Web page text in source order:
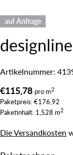
auf Anfrage
Artikelnummer:
Regulärer
Preis
€115,78 pro m2
Paketpreis: €176,92
Paketinhalt: 1,528 m2
Die Versandkosten